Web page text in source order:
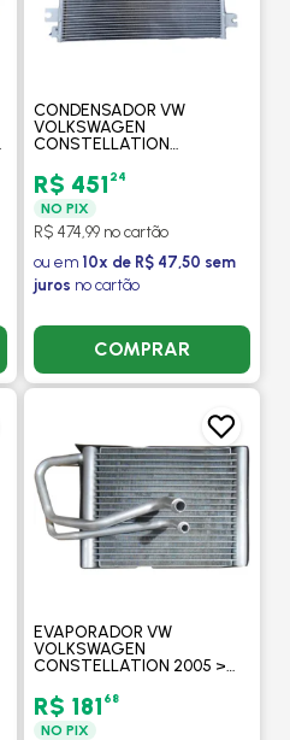
CONDENSADOR VW
VOLKSWAGEN
CONSTELLATION
PROCOOLER
R$ 451 24
NO PIX
R$ 474,99 no cartão
ou em 10x de R$ 47,50 sem
juros no cartão
COMPRAR
EVAPORADOR VW
VOLKSWAGEN
CONSTELLATION 2005 >
PROCOOLER
R$ 181 68
NO PIX